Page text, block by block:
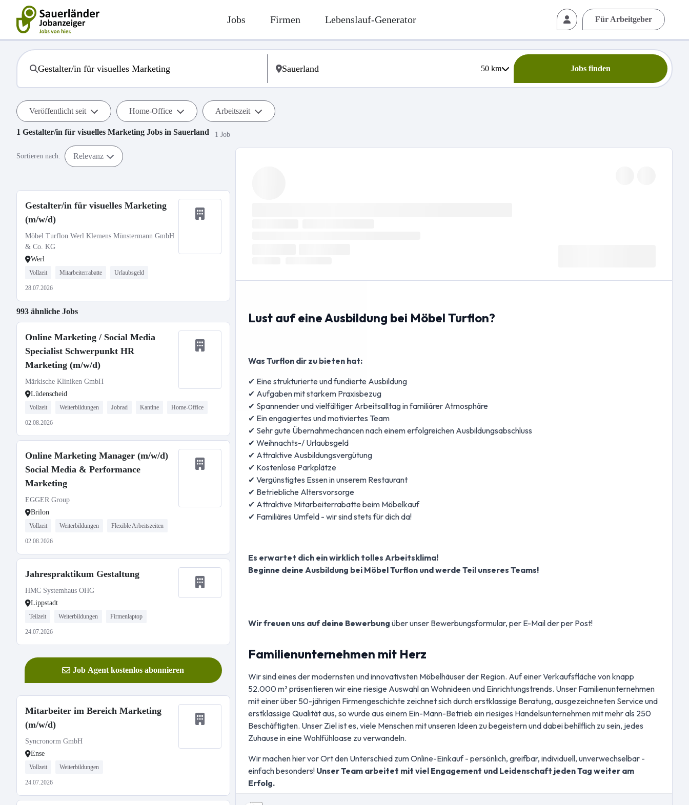
Jobs Firmen Lebenslauf-Generator Für Arbeitgeber
50km Jobs finden
Veröffentlicht seit Home-Office Arbeitszeit
1 Gestalter/in für visuelles Marketing Jobs in Sauerland 1 Job
Sortieren nach: Relevanz
Gestalter/in für visuelles Marketing
(m/w/d)
Möbel Turflon Werl Klemens Münstermann GmbH
& Co. KG
Werl
Vollzeit Mitarbeiterrabatte Urlaubsgeld
28.07.2026
993 ähnliche Jobs
Online Marketing / Social Media
Specialist Schwerpunkt HR
Marketing (m/w/d)
Märkische Kliniken GmbH
Lüdenscheid
Vollzeit Weiterbildungen Jobrad Kantine Home-Office
02.08.2026
Online Marketing Manager (m/w/d)
Social Media & Performance
Marketing
EGGER Group
Brilon
Vollzeit Weiterbildungen Flexible Arbeitszeiten
02.08.2026
Jahrespraktikum Gestaltung
HMC Systemhaus OHG
Lippstadt
Teilzeit Weiterbildungen Firmenlaptop
24.07.2026
Job Agent kostenlos abonnieren
Mitarbeiter im Bereich Marketing
(m/w/d)
Syncronorm GmbH
Ense
Vollzeit Weiterbildungen
24.07.2026